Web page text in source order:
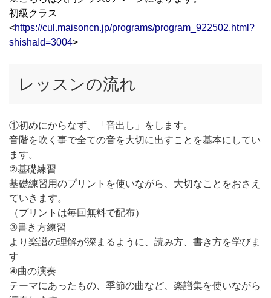
初級クラス
<https://cul.maisoncn.jp/programs/program_922502.html?
shishaId=3004>
レッスンの流れ
①初めにからなず、「音出し」をします。
音階を吹く事で全ての音を大切に出すことを基本にしてい
ます。
②基礎練習
基礎練習用のプリントを使いながら、大切なことをおさえ
ていきます。
（プリントは毎回無料で配布）
③書き方練習
より楽譜の理解が深まるように、読み方、書き方を学びま
す
④曲の演奏
テーマにあったもの、季節の曲など、楽譜集を使いながら